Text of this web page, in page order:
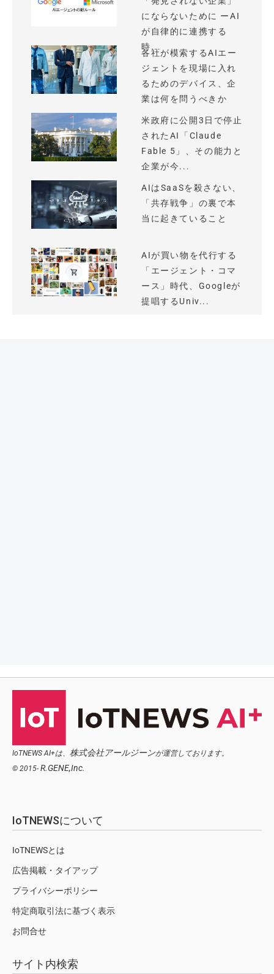
にならないために ーAI
が自律的に連携する
時...
各社が模索するAIエー
ジェントを現場に入れ
るためのデバイス、企
業は何を問うべきか
米政府に公開3日で停止
されたAI「Claude
Fable 5」、その能力と
企業が今...
AIはSaaSを殺さない、
「共存戦争」の裏で本
当に起きていること
AIが買い物を代行する
「エージェント・コマ
ース」時代、Googleが
提唱するUniv...
IoTNEWS AI+は、 株式会社アールジーンが運営しております。
© 2015- R.GENE,Inc.
IoTNEWSについて
IoTNEWSとは
広告掲載・タイアップ
プライバシーポリシー
特定商取引法に基づく表示
お問合せ
サイト内検索